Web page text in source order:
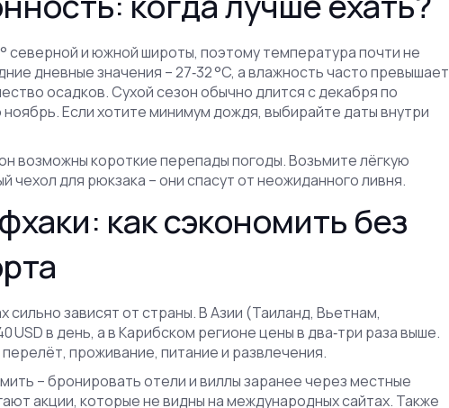
северной и южной широты, поэтому температура почти не
дневные значения – 27‑32 °C, а влажность часто превышает
осадков. Сухой сезон обычно длится с декабря по
Если хотите минимум дождя, выбирайте даты внутри
возможны короткие перепады погоды. Возьмите лёгкую
чехол для рюкзака – они спасут от неожиданного ливня.
как сэкономить без
сильно зависят от страны. В Азии (Таиланд, Вьетнам,
USD в день, а в Карибском регионе цены в два‑три раза выше.
проживание, питание и развлечения.
– бронировать отели и виллы заранее через местные
акции, которые не видны на международных сайтах. Также